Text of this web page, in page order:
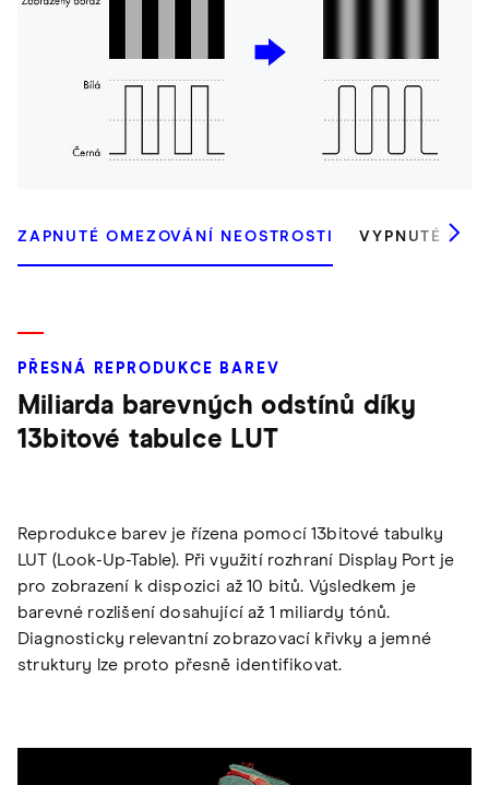
ZAPNUTÉ OMEZOVÁNÍ NEOSTROSTI VYPNUTÉ
PŘESNÁ REPRODUKCE BAREV
Miliarda barevných odstínů díky
13bitové tabulce LUT
Reprodukce barev je řízena pomocí 13bitové tabulky
LUT (Look-Up-Table). Při využití rozhraní Display Port je
pro zobrazení k dispozici až 10 bitů. Výsledkem je
barevné rozlišení dosahující až 1 miliardy tónů.
Diagnosticky relevantní zobrazovací křivky a jemné
struktury lze proto přesně identifikovat.